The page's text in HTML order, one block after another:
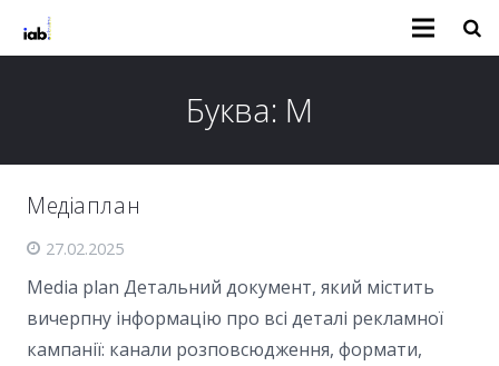
Буква: М
Медіаплан
27.02.2025
Media plan Детальний документ, який містить
вичерпну інформацію про всі деталі рекламної
кампанії: канали розповсюдження, формати,